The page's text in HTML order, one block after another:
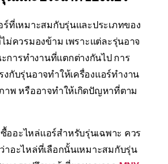
ร์ที่เหมาะสมกับรุ่นและประเภทของ
ไม่ควรมองข้าม เพราะแต่ละรุ่นอาจ
ารทำงานที่แตกต่างกันไป การ
งกับรุ่นอาจทำให้เครื่องแอร์ทำงาน
าพ หรืออาจทำให้เกิดปัญหาที่ตาม
ออะไหล่แอร์สำหรับรุ่นเฉพาะ ควร
าอะไหล่ที่เลือกนั้นเหมาะสมกับรุ่น